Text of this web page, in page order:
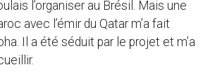
l’organiser au Brésil. Mais une
avec l’émir du Qatar m’a fait
Il a été séduit par le projet et m’a